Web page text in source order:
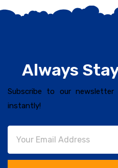
Always
Subscribe to our
instantly!